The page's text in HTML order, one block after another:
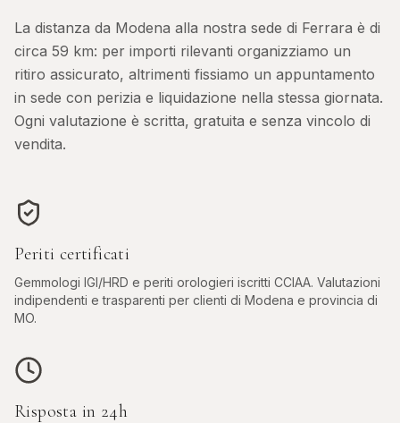
La distanza da Modena alla nostra sede di Ferrara è di
circa 59 km: per importi rilevanti organizziamo un
ritiro assicurato, altrimenti fissiamo un appuntamento
in sede con perizia e liquidazione nella stessa giornata.
Ogni valutazione è scritta, gratuita e senza vincolo di
vendita.
Periti certificati
Gemmologi IGI/HRD e periti orologieri iscritti CCIAA. Valutazioni
indipendenti e trasparenti per clienti di Modena e provincia di
MO.
Risposta in 24h